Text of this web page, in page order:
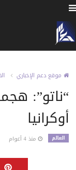
موقع دعم الإخباري
“ناتو”:
أوكرانيا
العالم منذ 4 أعوام